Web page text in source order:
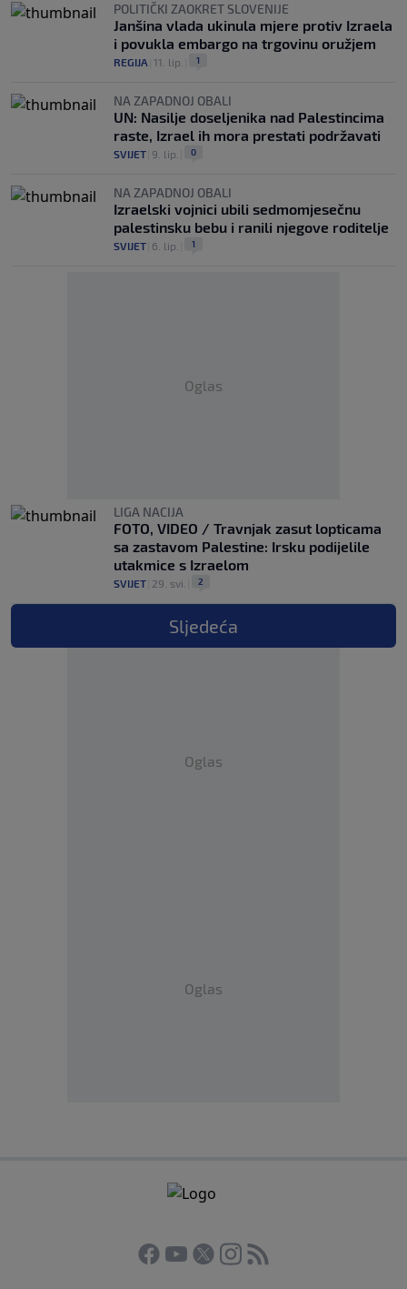
POLITIČKI ZAOKRET SLOVENIJE
Janšina vlada ukinula mjere protiv Izraela
i povukla embargo na trgovinu oružjem
REGIJA 11. lip. 1
NA ZAPADNOJ OBALI
UN: Nasilje doseljenika nad Palestincima
raste, Izrael ih mora prestati podržavati
SVIJET 9. lip. 0
NA ZAPADNOJ OBALI
Izraelski vojnici ubili sedmomjesečnu
palestinsku bebu i ranili njegove roditelje
SVIJET 6. lip. 1
Oglas
LIGA NACIJA
FOTO, VIDEO / Travnjak zasut lopticama
sa zastavom Palestine: Irsku podijelile
utakmice s Izraelom
SVIJET 29. svi. 2
Sljedeća
Oglas
Oglas